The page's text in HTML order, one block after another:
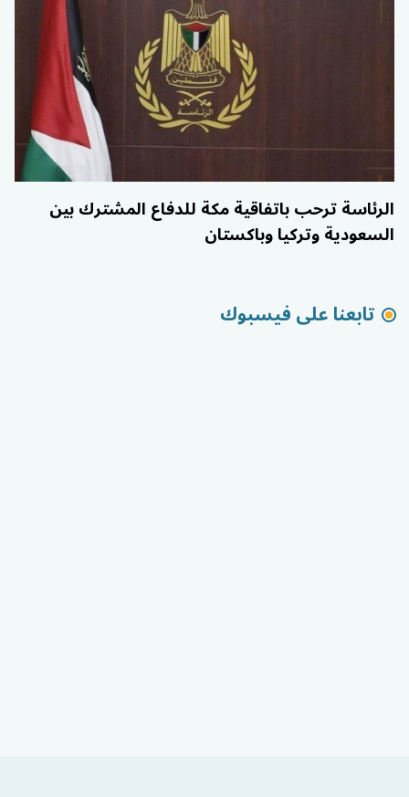
الرئاسة ترحب باتفاقية مكة للدفاع المشترك بين
السعودية وتركيا وباكستان
تابعنا على فيسبوك